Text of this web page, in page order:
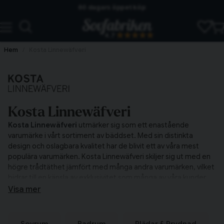
Hem
Kosta Linnewäfveri
Kosta Linnewäfveri utmärker sig som ett enastående
varumärke i vårt sortiment av bäddset. Med sin distinkta
design och oslagbara kvalitet har de blivit ett av våra mest
populära varumärken. Kosta Linnewäfveri skiljer sig ut med en
högre trådtäthet jämfört med många andra varumärken, vilket
uppskattar.
Visa mer